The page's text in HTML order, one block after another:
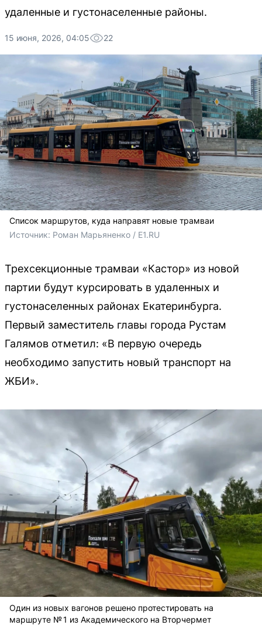
удаленные и густонаселенные районы.
15 июня, 2026, 04:05 22
Список маршрутов, куда направят новые трамваи
Источник: Роман Марьяненко / E1.RU
Трехсекционные трамваи «Кастор» из новой
партии будут курсировать в удаленных и
густонаселенных районах Екатеринбурга.
Первый заместитель главы города Рустам
Галямов отметил: «В первую очередь
необходимо запустить новый транспорт на
ЖБИ».
Один из новых вагонов решено протестировать на
маршруте № 1 из Академического на Вторчермет